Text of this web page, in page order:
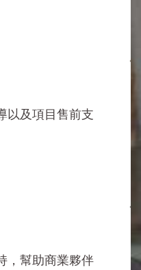
以及項目售前支
，幫助商業夥伴